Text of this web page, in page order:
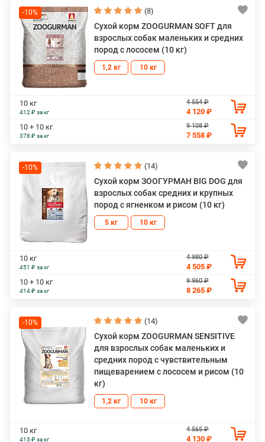
-10% (8)
Сухой корм ZOOGURMAN SOFT для
взрослых собак маленьких и средних
пород с лососем (10 кг)
1,2 кг 10 кг
10 кг
412 ₽ за кг
4 554 ₽
4 120 ₽
10 + 10 кг
378 ₽ за кг
9 108 ₽
7 558 ₽
-10% (14)
Сухой корм ЗООГУРМАН BIG DOG для
взрослых собак средних и крупных
пород с ягненком и рисом (10 кг)
5 кг 10 кг
10 кг
451 ₽ за кг
4 980 ₽
4 505 ₽
10 + 10 кг
414 ₽ за кг
9 960 ₽
8 265 ₽
-10% (14)
Сухой корм ZOOGURMAN SENSITIVE
для взрослых собак маленьких и
средних пород с чувствительным
пищеварением с лососем и рисом (10
кг)
1,2 кг 10 кг
10 кг
413 ₽ за кг
4 565 ₽
4 130 ₽